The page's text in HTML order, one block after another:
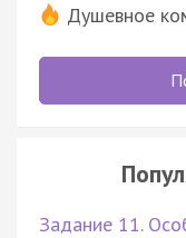
Душевное
Задание 11.